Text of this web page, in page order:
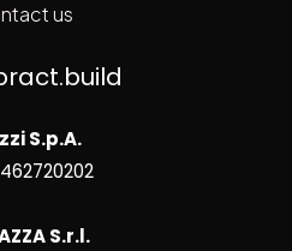
us
S.p.A.
S.r.l.